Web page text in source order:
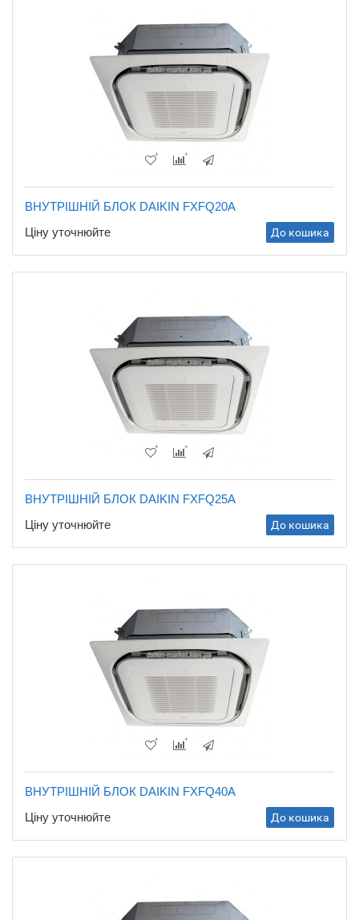
ВНУТРІШНІЙ БЛОК DAIKIN FXFQ20A
Ціну уточнюйте
До кошика
ВНУТРІШНІЙ БЛОК DAIKIN FXFQ25A
Ціну уточнюйте
До кошика
ВНУТРІШНІЙ БЛОК DAIKIN FXFQ40A
Ціну уточнюйте
До кошика